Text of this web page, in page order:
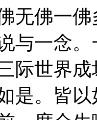
无佛一
与一念
际世界
是。皆